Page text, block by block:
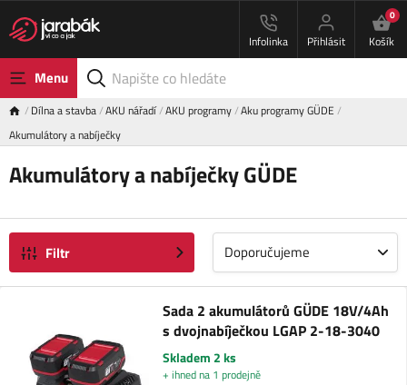
Infolinka Přihlásit
0
Košík
Menu
Dílna a stavba AKU nářadí AKU programy Aku programy GÜDE
Akumulátory a nabíječky
Akumulátory a nabíječky GÜDE
Filtr Doporučujeme
Sada 2 akumulátorů GÜDE 18V/4Ah
s dvojnabíječkou LGAP 2-18-3040
Skladem 2 ks
+ ihned na 1 prodejně